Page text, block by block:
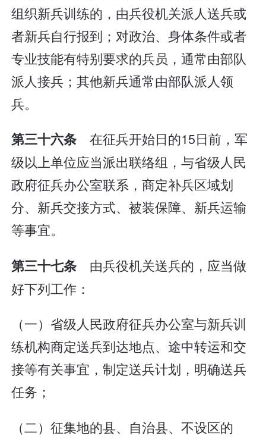
组织新兵训练的，由兵役机关派人送兵或
者新兵自行报到；对政治、身体条件或者
专业技能有特别要求的兵员，通常由部队
派人接兵；其他新兵通常由部队派人领
兵。
第三十六条 在征兵开始日的15日前，军
级以上单位应当派出联络组，与省级人民
政府征兵办公室联系，商定补兵区域划
分、新兵交接方式、被装保障、新兵运输
等事宜。
第三十七条 由兵役机关送兵的，应当做
好下列工作：
（一）省级人民政府征兵办公室与新兵训
练机构商定送兵到达地点、途中转运和交
接等有关事宜，制定送兵计划，明确送兵
任务；
（二）征集地的县、自治县、不设区的